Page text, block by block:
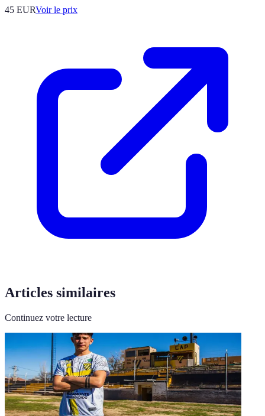
45 EURVoir le prix
Articles similaires
Continuez votre lecture